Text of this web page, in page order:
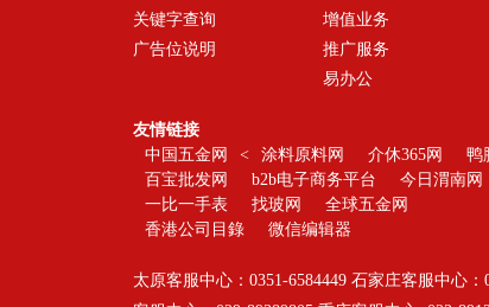
关键字查询
广告位说明
增值业务
推广服务
易办公
友情链接
中国五金网
< 涂料原料网 介休365网
鸭
百宝批发网
b2b电子商务平台 今日渭南网
一比一手表
找玻网
全球五金网
香港公司目錄
微信编辑器
太原客服中心：0351-6584449 石家庄客服中心